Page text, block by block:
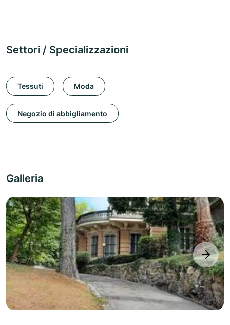
Settori / Specializzazioni
Tessuti Moda
Negozio di abbigliamento
Galleria
next